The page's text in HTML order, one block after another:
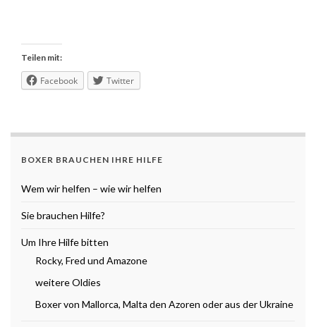
Teilen mit:
Facebook Twitter
BOXER BRAUCHEN IHRE HILFE
Wem wir helfen – wie wir helfen
Sie brauchen Hilfe?
Um Ihre Hilfe bitten
Rocky, Fred und Amazone
weitere Oldies
Boxer von Mallorca, Malta den Azoren oder aus der Ukraine